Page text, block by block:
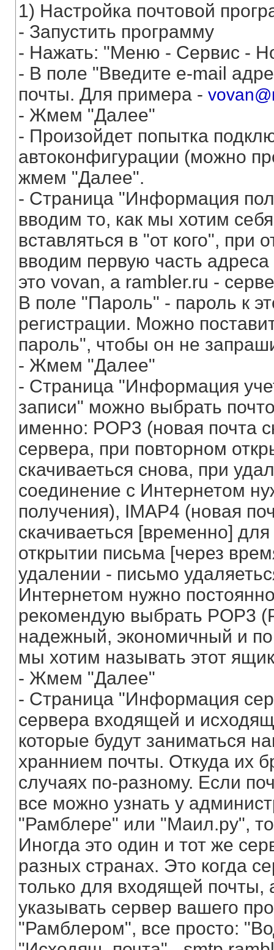
1) Настройка почтовой
- Запустить программу
- Нажать: "Меню - Сервис -
- В поле "Введите e-mail
почты. Для примера -
- Жмем "Далее"
- Произойдет попытка
автоконфигурации (можно
жмем "Далее".
- Страница "Информация
вводим то, как мы хотим
вставляться в "от кого",
вводим первую часть
это vovan, а rambler.ru -
В поле "Пароль" - пароль к
регистрации. Можно
пароль", чтобы он не
- Жмем "Далее"
- Страница "Информация
записи" можно выбрать
именно: POP3 (новая почта
сервера, при повторном
скачиваеться снова, при
соединение с Интернетом
получения), IMAP4 (новая
скачиваеться [временно]
открытии письма [через
удалении - письмо
Интернетом нужно
рекомендую выбрать POP3
надежный, экономичный и
мы хотим называть этот
- Жмем "Далее"
- Страница "Информация
сервера входящей и
которые будут заниматься
храннием почты. Откуда их
случаях по-разному. Если
все можно узнать у
"Рамблере" или "Маил.ру",
Иногда это один и тот же
разных странах. Это когда
только для входящей
указывать сервер вашего
"Рамблером", все просто: